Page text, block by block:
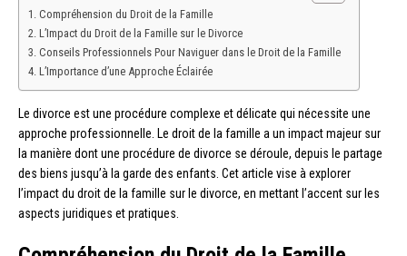
Compréhension du Droit de la Famille
L’Impact du Droit de la Famille sur le Divorce
Conseils Professionnels Pour Naviguer dans le Droit de la Famille
L’Importance d’une Approche Éclairée
Le divorce est une procédure complexe et délicate qui nécessite une
approche professionnelle. Le droit de la famille a un impact majeur sur
la manière dont une procédure de divorce se déroule, depuis le partage
des biens jusqu’à la garde des enfants. Cet article vise à explorer
l’impact du droit de la famille sur le divorce, en mettant l’accent sur les
aspects juridiques et pratiques.